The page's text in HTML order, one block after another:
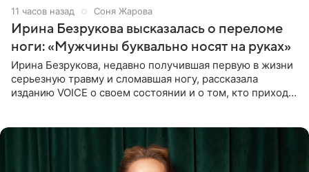
11 часов назад Соня Жарова
Ирина Безрукова высказалась о переломе
ноги: «Мужчины буквально носят на руках»
Ирина Безрукова, недавно получившая первую в жизни
серьезную травму и сломавшая ногу, рассказала
изданию VOICE о своем состоянии и о том, кто приходит